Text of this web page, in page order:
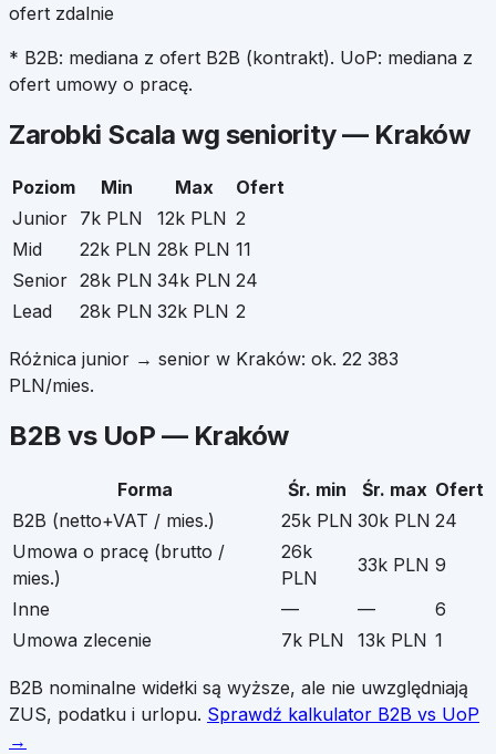
ofert zdalnie
* B2B: mediana z ofert B2B (kontrakt). UoP: mediana z
ofert umowy o pracę.
Zarobki Scala wg seniority — Kraków
Poziom Min Max
Ofert
Junior 7k PLN 12k PLN 2
Mid
22k PLN 28k PLN 11
Senior 28k PLN 34k PLN 24
Lead
28k PLN 32k PLN 2
Różnica junior → senior w Kraków: ok. 22 383
PLN/mies.
B2B vs UoP — Kraków
Forma Śr. min Śr. max Ofert
B2B (netto+VAT / mies.)
25k PLN 30k PLN 24
Umowa o pracę (brutto /
mies.)
26k
PLN
33k PLN 9
Inne
— —
6
Umowa zlecenie
7k PLN 13k PLN 1
B2B nominalne widełki są wyższe, ale nie uwzględniają
ZUS, podatku i urlopu. Sprawdź kalkulator B2B vs UoP
→